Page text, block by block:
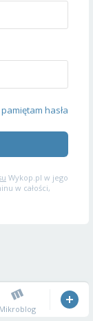
hasła
Wykop.pl w jego
w całości,
Mikroblog